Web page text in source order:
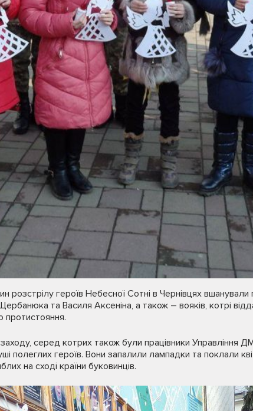
розстрілу героїв Небесної Сотні в Чернівцях
та Василя Аксеніна, а також – вояків, котрі
протистояння.
серед котрих також були працівники Управління
полеглих героїв. Вони запалили лампадки та поклали
на сході країни буковинців.